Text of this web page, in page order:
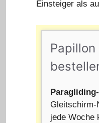
Einsteiger als
Gleitschirm-
jede Woche